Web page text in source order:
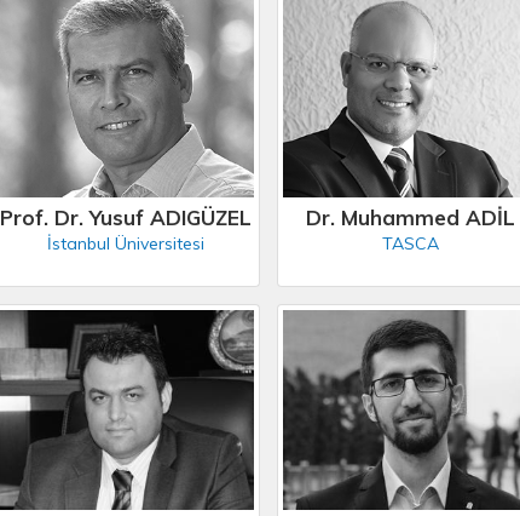
Prof. Dr. Yusuf ADIGÜZEL
İstanbul Üniversitesi
Dr. Muhammed ADİL
TASCA